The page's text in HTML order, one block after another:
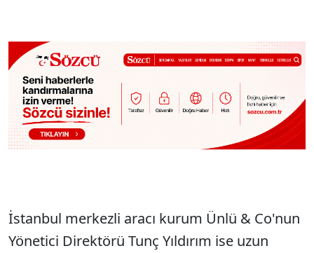
İstanbul merkezli aracı kurum Ünlü & Co'nun
Yönetici Direktörü Tunç Yıldırım ise uzun